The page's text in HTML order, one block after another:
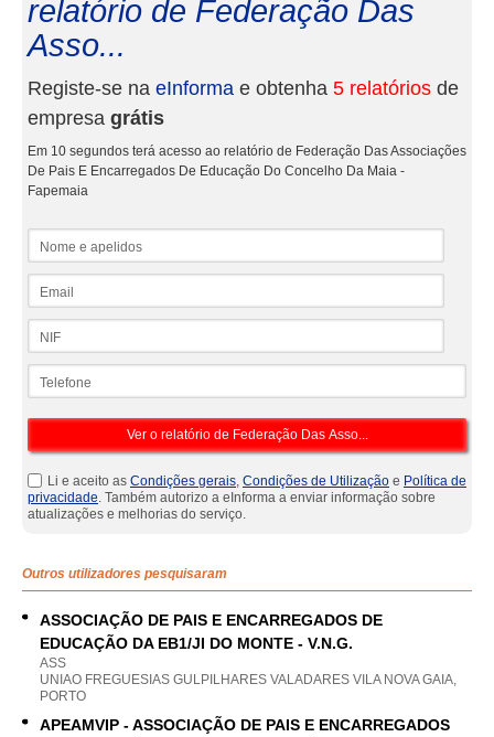
relatório de Federação Das
Asso...
Registe-se na eInforma e obtenha 5 relatórios de
empresa grátis
Em 10 segundos terá acesso ao relatório de Federação Das Associações
De Pais E Encarregados De Educação Do Concelho Da Maia -
Fapemaia
Li e aceito as Condições gerais, Condições de Utilização e Política de
privacidade. Também autorizo a eInforma a enviar informação sobre
atualizações e melhorias do serviço.
Outros utilizadores pesquisaram
ASSOCIAÇÃO DE PAIS E ENCARREGADOS DE
EDUCAÇÃO DA EB1/JI DO MONTE - V.N.G.
ASS
UNIAO FREGUESIAS GULPILHARES VALADARES VILA NOVA GAIA,
PORTO
APEAMVIP - ASSOCIAÇÃO DE PAIS E ENCARREGADOS